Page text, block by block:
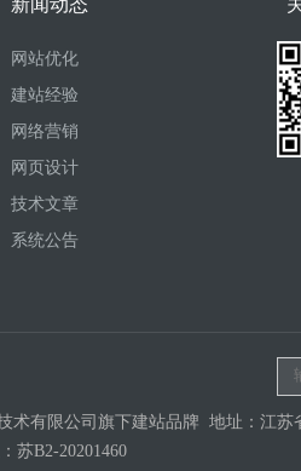
新闻动态
网站优化
建站经验
网络营销
网页设计
技术文章
系统公告
术有限公司旗下建站品牌 地址：江苏
苏B2-20201460